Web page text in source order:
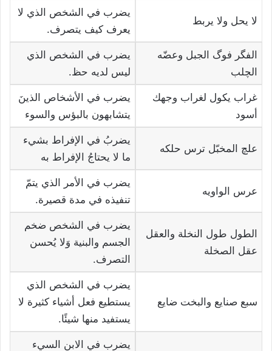
لا يحل ولا يربط
يضرب في الشخص الذي لا
يعرف كيف يتصرف.
الفگر فوگ الجبل وعضّه
الچلب
يضرب في الشخص الذي
ليس لديه حظ.
غراب يكول لغراب وجهك
أسود
يضرب في الأشخاص الذينَ
يتشابهون بالبؤس والسوء
علچ المخبّل ترس حلكه
يضربُ في الإفراط بشيء
ما لا يحتاجُ الإفراط به
عرس الواويه
يضرب في الأمر الذي يتمّ
تنفيذه في مدة قصيرة.
الطول طول النخلة والعقل
عقل الصخلة
يضرب في الشخص ضخم
الجسم والبنية وَلا يُحسن
التصرف.
سبع صنايع والبخت ضايع
يضرب في الشخص الذي
يستطيع فعل أشياء كثيرة لا
يستفيد منها شيئًا.
يضرب في الابن السيء